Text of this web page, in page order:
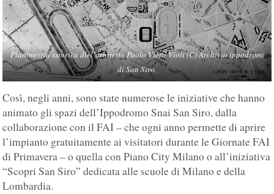
Planimetria sstorica dlel’arhitetto Paolo Vietti Violi (C) Archivio ippodromi
di San Siro.
Così, negli anni, sono state numerose le iniziative che hanno
animato gli spazi dell’Ippodromo Snai San Siro, dalla
collaborazione con il FAI – che ogni anno permette di aprire
l’impianto gratuitamente ai visitatori durante le Giornate FAI
di Primavera – o quella con Piano City Milano o all’iniziativa
“Scopri San Siro” dedicata alle scuole di Milano e della
Lombardia.